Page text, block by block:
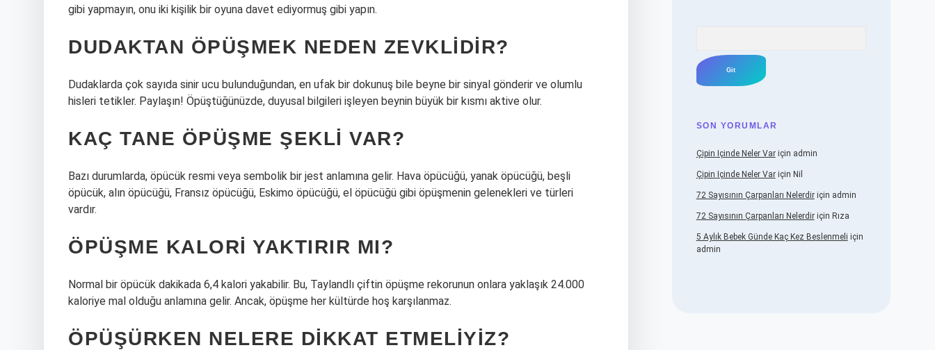
gibi yapmayın, onu iki kişilik bir oyuna davet ediyormuş gibi yapın.
DUDAKTAN ÖPÜŞMEK NEDEN ZEVKLIDIR?
Dudaklarda çok sayıda sinir ucu bulunduğundan, en ufak bir dokunuş bile beyne bir sinyal gönderir ve olumlu
hisleri tetikler. Paylaşın! Öpüştüğünüzde, duyusal bilgileri işleyen beynin büyük bir kısmı aktive olur.
KAÇ TANE ÖPÜŞME ŞEKLI VAR?
Bazı durumlarda, öpücük resmi veya sembolik bir jest anlamına gelir. Hava öpücüğü, yanak öpücüğü, beşli
öpücük, alın öpücüğü, Fransız öpücüğü, Eskimo öpücüğü, el öpücüğü gibi öpüşmenin gelenekleri ve türleri
vardır.
ÖPÜŞME KALORI YAKTIRIR MI?
Normal bir öpücük dakikada 6,4 kalori yakabilir. Bu, Taylandlı çiftin öpüşme rekorunun onlara yaklaşık 24.000
kaloriye mal olduğu anlamına gelir. Ancak, öpüşme her kültürde hoş karşılanmaz.
ÖPÜŞÜRKEN NELERE DIKKAT ETMELIYIZ?
SON YORUMLAR
Çipin Içinde Neler Variçin admin
Çipin Içinde Neler Variçin Nil
72 Sayısının Çarpanları Nelerdiriçin admin
72 Sayısının Çarpanları Nelerdiriçin Rıza
5 Aylık Bebek Günde Kaç Kez Beslenmeli için
admin